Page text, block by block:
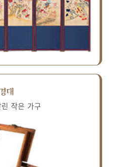
대
작은 가구